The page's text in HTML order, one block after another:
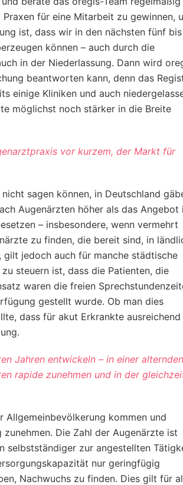
für eine Mitarbeit zu gewinnen,
ist, dass wir in den nächsten fünf bis
können – auch durch die
in der Niederlassung. Dann wird
beantworten kann, denn das
einige Kliniken und auch
möglichst noch stärker in die Breite
vor kurzem, der Markt für
sagen können, in Deutschland
Augenärzten höher als das Angebot
– insbesondere, wenn vermehrt
zu finden, die bereit sind, in
gilt jedoch auch für manche städtische
steuern ist, dass die Patienten, die
waren die freien
gestellt wurde. Ob man dies
dass für akut Erkrankte ausreichend
Jahren entwickeln – in einer alternden
rapide zunehmen und in der
Allgemeinbevölkerung kommen und
Die Zahl der Augenärzte ist
selbstständiger zur angestellten
nur geringfügig
Nachwuchs zu finden. Dies gilt für